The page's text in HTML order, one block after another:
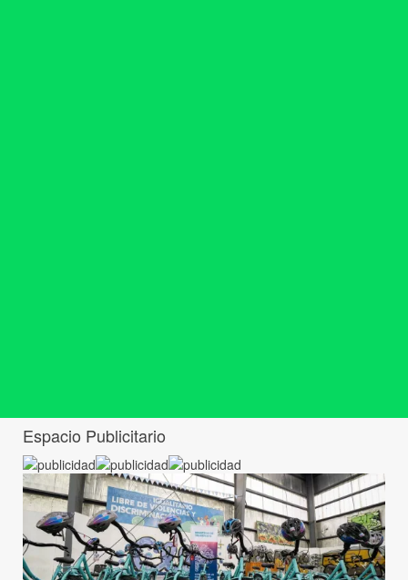
Espacio Publicitario